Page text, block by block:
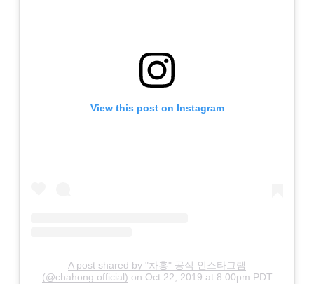
View this post on Instagram
A post shared by "차홍" 공식 인스타그램
(@chahong.official) on Oct 22, 2019 at 8:00pm PDT